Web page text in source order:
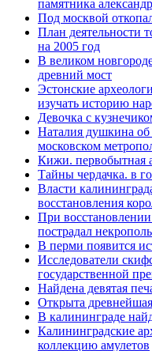
памятника
Под москвой
План деятельности
на 2005 год
В великом
древний мост
Эстонские
изучать историю
Девочка с
Наталия душкина об
московском
Кижи. первобытная
Тайны чердачка. в
Власти
восстановления
При восстановлении
пострадал некрополь
В перми появится
Исследователи
государственной
Найдена девятая
Открыта
В калининграде
Калининградские
коллекцию амулетов